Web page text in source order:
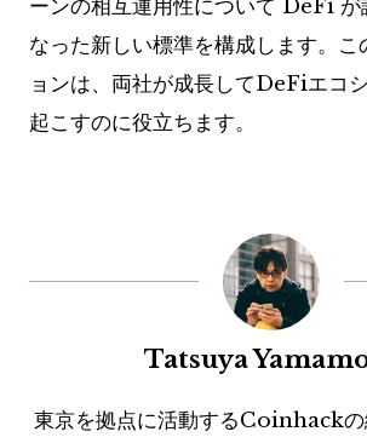
ーンの相互運用性について DeFi が
なった新しい標準を構成します。こ
ョンは、両社が成長してDeFiエコ
起こすのに役立ちます。
Tatsuya
東京を拠点に活動するCoinhackの